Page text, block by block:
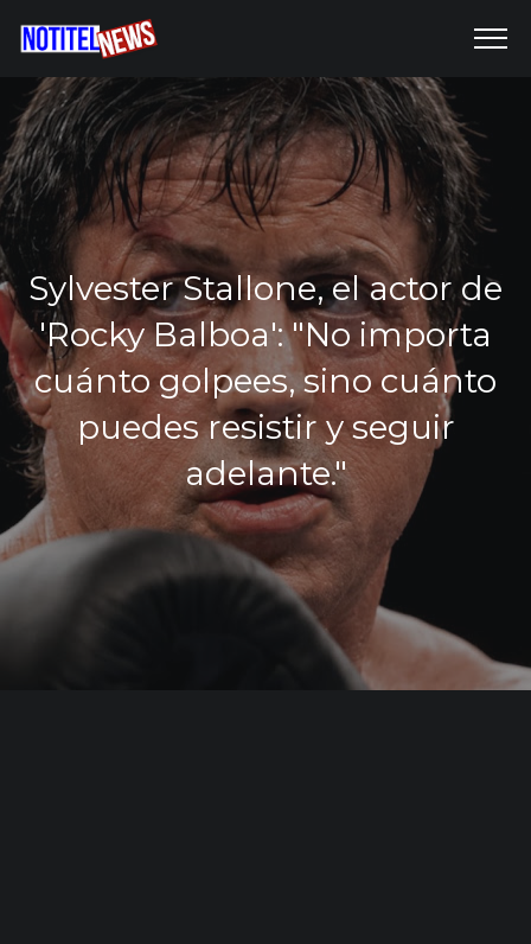
Sylvester Stallone, el actor de
'Rocky Balboa': "No importa
cuánto golpees, sino cuánto
puedes resistir y seguir
adelante."